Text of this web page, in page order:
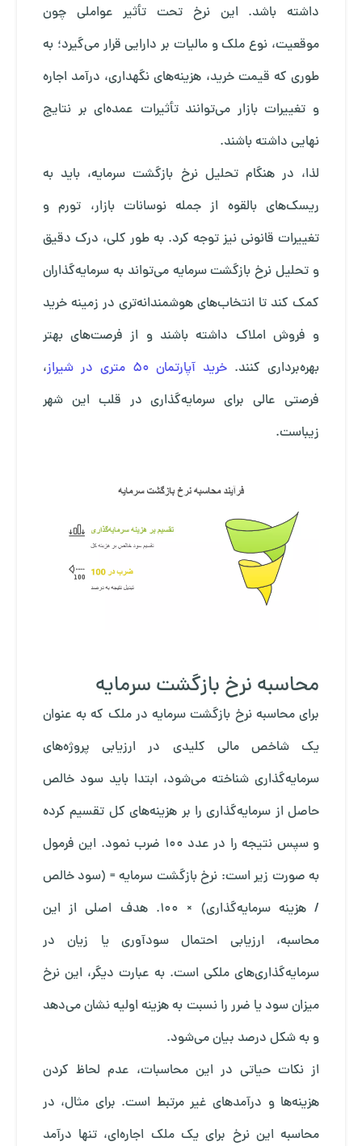
داشته باشد. این نرخ تحت تأثیر عواملی چون
موقعیت، نوع ملک و مالیات بر دارایی قرار می‌گیرد؛ به
طوری که قیمت خرید، هزینه‌های نگهداری، درآمد اجاره
و تغییرات بازار می‌توانند تأثیرات عمده‌ای بر نتایج
نهایی داشته باشند.
لذا، در هنگام تحلیل نرخ بازگشت سرمایه، باید به
ریسک‌های بالقوه از جمله نوسانات بازار، تورم و
تغییرات قانونی نیز توجه کرد. به طور کلی، درک دقیق
و تحلیل نرخ بازگشت سرمایه می‌تواند به سرمایه‌گذاران
کمک کند تا انتخاب‌های هوشمندانه‌تری در زمینه خرید
و فروش املاک داشته باشند و از فرصت‌های بهتر
بهره‌برداری کنند. خرید آپارتمان 50 متری در شیراز
،
فرصتی عالی برای سرمایه‌گذاری در قلب این شهر
زیباست.
محاسبه نرخ بازگشت سرمایه
برای محاسبه نرخ بازگشت سرمایه در ملک که به عنوان
یک شاخص مالی کلیدی در ارزیابی پروژه‌های
سرمایه‌گذاری شناخته می‌شود، ابتدا باید سود خالص
حاصل از سرمایه‌گذاری را بر هزینه‌های کل تقسیم کرده
و سپس نتیجه را در عدد ۱۰۰ ضرب نمود. این فرمول
به صورت زیر است: نرخ بازگشت سرمایه = (سود خالص
/ هزینه سرمایه‌گذاری) × ۱۰۰. هدف اصلی از این
محاسبه، ارزیابی احتمال سودآوری یا زیان در
سرمایه‌گذاری‌های ملکی است. به عبارت دیگر، این نرخ
میزان سود یا ضرر را نسبت به هزینه اولیه نشان می‌دهد
و به شکل درصد بیان می‌شود.
از نکات حیاتی در این محاسبات، عدم لحاظ کردن
هزینه‌ها و درآمدهای غیر مرتبط است. برای مثال، در
محاسبه این نرخ برای یک ملک اجاره‌ای، تنها درآمد